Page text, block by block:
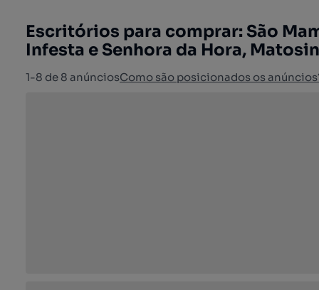
Escritórios para comprar: São
Infesta e Senhora da Hora,
1-8 de 8 anúnciosComo são posicionados os